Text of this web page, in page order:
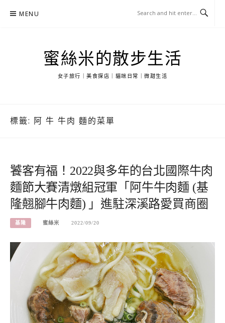
MENU
蜜絲米的散步生活
女子旅行｜美食探店｜貓咪日常｜微甜生活
標籤: 阿 牛 牛肉 麵的菜單
饕客有福！2022與多年的台北國際牛肉
麵節大賽清燉組冠軍「阿牛牛肉麵 (基
隆翹腳牛肉麵) 」進駐深溪路愛買商圈
基隆 蜜絲米 2022/09/20